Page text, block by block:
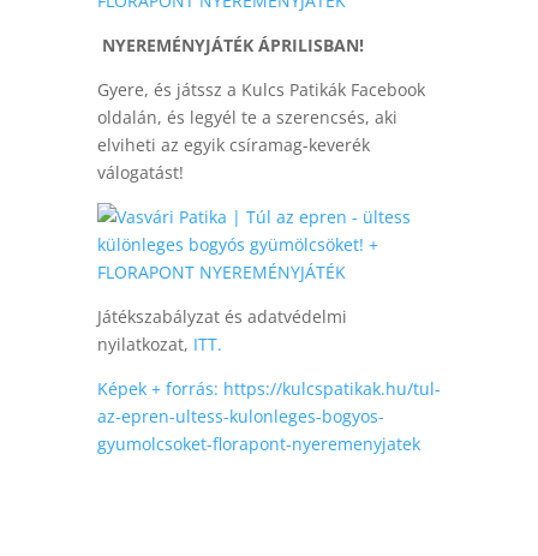
NYEREMÉNYJÁTÉK ÁPRILISBAN!
Gyere, és játssz a Kulcs Patikák Facebook
oldalán, és legyél te a szerencsés, aki
elviheti az egyik csíramag-keverék
válogatást!
Játékszabályzat és adatvédelmi
nyilatkozat, ITT.
Képek + forrás: https://kulcspatikak.hu/tul-
az-epren-ultess-kulonleges-bogyos-
gyumolcsoket-florapont-nyeremenyjatek